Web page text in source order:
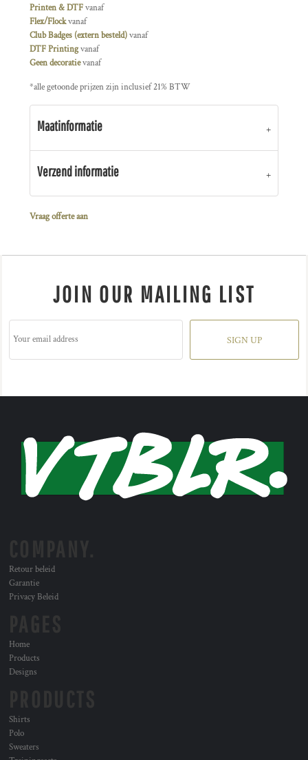
Printen & DTFvanaf
Flex/Flockvanaf
Club Badges (extern besteld)vanaf
DTF Printingvanaf
Geen decoratievanaf
*alle getoonde prijzen zijn inclusief 21% BTW
Maatinformatie
Verzend informatie
Vraag offerte aan
JOIN OUR MAILING LIST
SIGN UP
Retour beleid
Garantie
Privacy Beleid
Home
Products
Designs
Shirts
Polo
Sweaters